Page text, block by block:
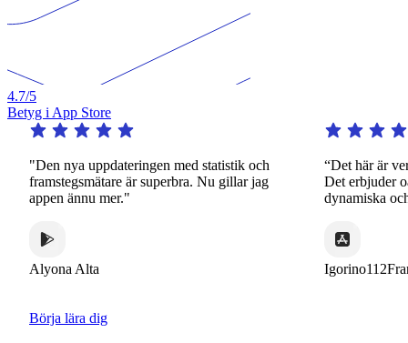
4.7/5
Betyg i App Store
"Den nya uppdateringen med statistik och
framstegsmätare är superbra. Nu gillar jag
appen ännu mer."
Alyona Alta
“Det här är
Det erbjuder
dynamiska och
Igorino112France
Börja lära dig